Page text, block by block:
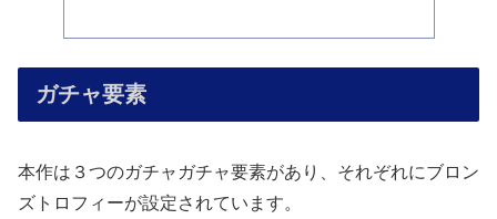
ガチャ要素
本作は３つのガチャガチャ要素があり、それぞれにブロン
ズトロフィーが設定されています。